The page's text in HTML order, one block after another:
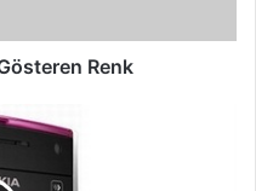
Renk